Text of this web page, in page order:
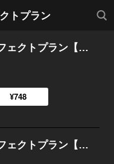
トプラン
検索
真壁先生のパーフェクトプラン【単行本版】5
¥748
真壁先生のパーフェクトプラン【単行本版】4